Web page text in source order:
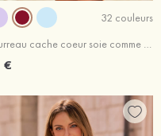
32 couleurs
Fourreau cache coeur soie comme du satin courte/mini robe de fête de la rentrée
€